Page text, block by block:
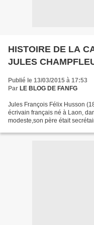
HISTOIRE DE LA
JULES
Publié le 13/03/2015 à 17:53
Par LE BLOG DE FANFG
Jules François Félix Husson
écrivain français né à Laon,
modeste,son père était